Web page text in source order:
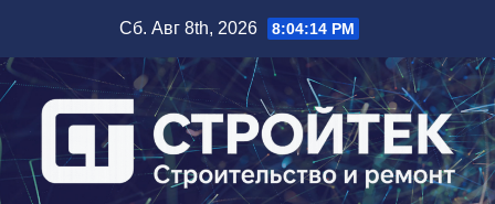
содержимому
Сб. Авг 8th, 2026 8:04:15 PM